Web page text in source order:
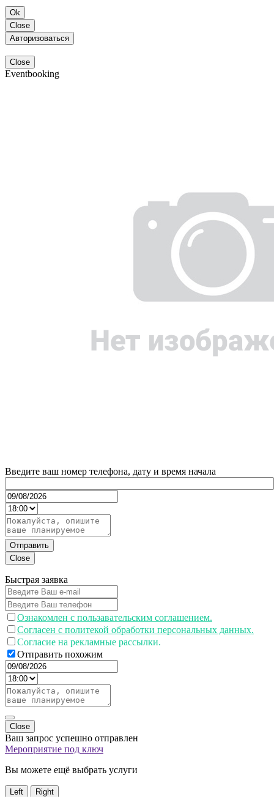
Ok
Close
Авторизоваться
Close
Eventbooking
Введите ваш номер телефона, дату и время начала
Отправить
Close
Быстрая заявка
Ознакомлен с пользавательским соглашением.
Согласен с политекой обработки персональных данных.
Согласие на рекламные рассылки.
Отправить похожим
Close
Ваш запрос успешно отправлен
Мероприятие под ключ
Вы можете ещё выбрать услуги
Left Right